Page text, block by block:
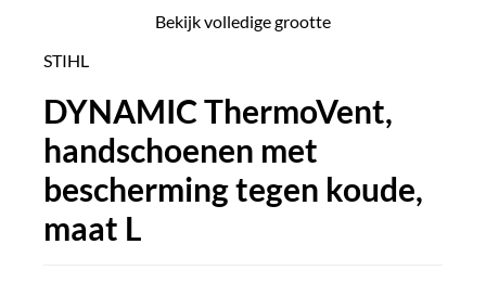
Bekijk volledige grootte
STIHL
DYNAMIC ThermoVent,
handschoenen met
bescherming tegen koude,
maat L